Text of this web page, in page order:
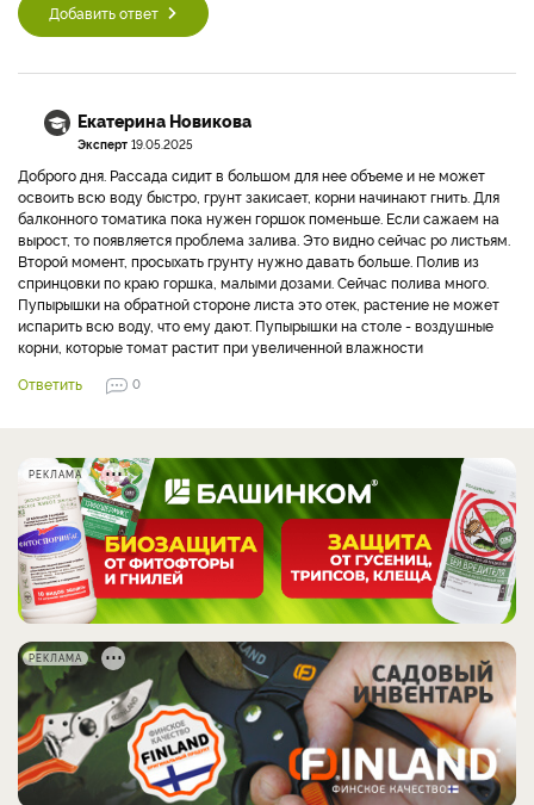
Добавить ответ
Екатерина Новикова
Эксперт 19.05.2025
Доброго дня. Рассада сидит в большом для нее объеме и не может
освоить всю воду быстро, грунт закисает, корни начинают гнить. Для
балконного томатика пока нужен горшок поменьше. Если сажаем на
вырост, то появляется проблема залива. Это видно сейчас ро листьям.
Второй момент, просыхать грунту нужно давать больше. Полив из
спринцовки по краю горшка, малыми дозами. Сейчас полива много.
Пупырышки на обратной стороне листа это отек, растение не может
испарить всю воду, что ему дают. Пупырышки на столе - воздушные
корни, которые томат растит при увеличенной влажности
Ответить
0
РЕКЛАМА
РЕКЛАМА